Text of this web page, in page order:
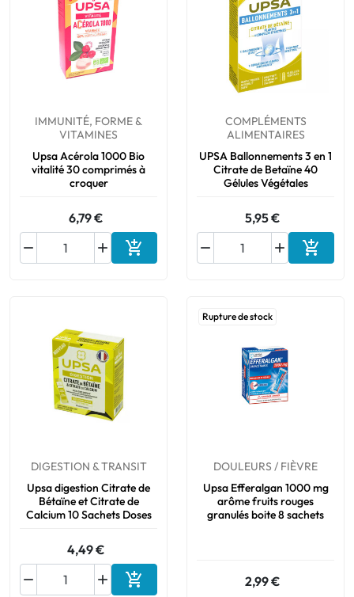
IMMUNITÉ, FORME &
VITAMINES
Upsa Acérola 1000 Bio
vitalité 30 comprimés à
croquer
6,79 €

 Ajouter au panier
COMPLÉMENTS
ALIMENTAIRES
UPSA Ballonnements 3 en 1
Citrate de Betaïne 40
Gélules Végétales
5,95 €

 
DIGESTION & TRANSIT
Upsa digestion Citrate de
Bétaïne et Citrate de
Calcium 10 Sachets Doses
4,49 €

 Ajouter au panier
Rupture de stock
DOULEURS / FIÈVRE
Upsa Efferalgan 1000 mg
arôme fruits rouges
granulés boite 8 sachets
2,99 €